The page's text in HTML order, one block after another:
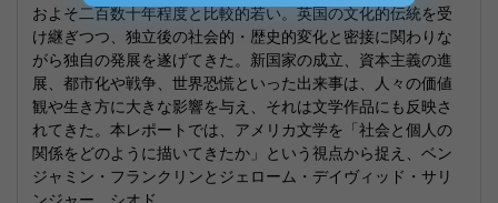
およそ二百数十年程度と比較的若い。英国の文化的伝統を受
け継ぎつつ、独立後の社会的・歴史的変化と密接に関わりな
がら独自の発展を遂げてきた。新国家の成立、資本主義の進
展、都市化や戦争、世界恐慌といった出来事は、人々の価値
観や生き方に大きな影響を与え、それは文学作品にも反映さ
れてきた。本レポートでは、アメリカ文学を「社会と個人の
関係をどのように描いてきたか」という視点から捉え、ベン
ジャミン・フランクリンとジェローム・デイヴィッド・サリ